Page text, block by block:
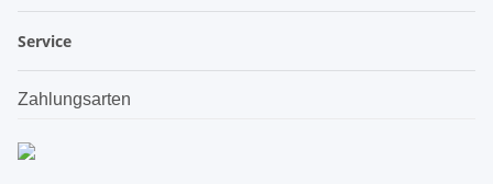
Service
Zahlungsarten